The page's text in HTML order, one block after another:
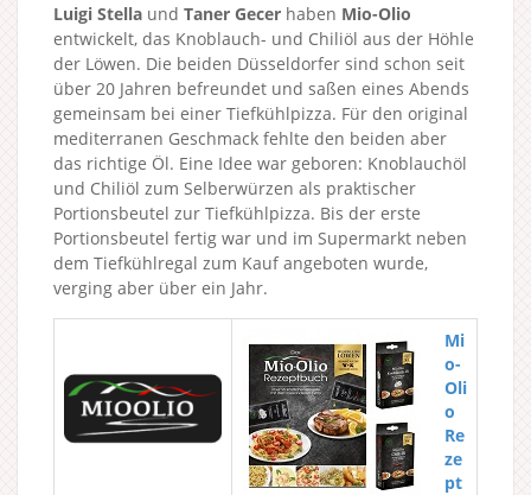
Luigi Stella und Taner Gecer haben Mio-Olio
entwickelt, das Knoblauch- und Chiliöl aus der Höhle
der Löwen. Die beiden Düsseldorfer sind schon seit
über 20 Jahren befreundet und saßen eines Abends
gemeinsam bei einer Tiefkühlpizza. Für den original
mediterranen Geschmack fehlte den beiden aber
das richtige Öl. Eine Idee war geboren: Knoblauchöl
und Chiliöl zum Selberwürzen als praktischer
Portionsbeutel zur Tiefkühlpizza. Bis der erste
Portionsbeutel fertig war und im Supermarkt neben
dem Tiefkühlregal zum Kauf angeboten wurde,
verging aber über ein Jahr.
Mi
o-
Oli
o
Re
ze
pt